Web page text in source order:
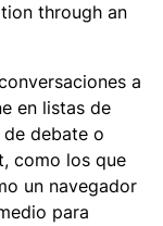
through an
a
en listas de
debate o
como los que
un navegador
para